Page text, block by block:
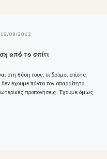
19/09/2012
από το σπίτι
στη θέση τους, οι δρόμοι επίσης,
έχουμε πάντα τον απαραίτητο
προπονήσεις. Έχουμε όμως